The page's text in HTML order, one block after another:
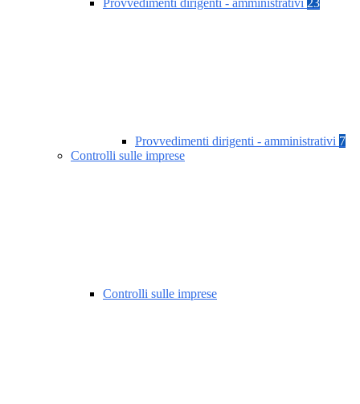
Provvedimenti dirigenti - amministrativi 23
Provvedimenti dirigenti - amministrativi 7
Controlli sulle imprese
Controlli sulle imprese